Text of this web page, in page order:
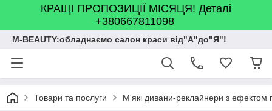
КРАЩІ ПРОПОЗИЦІЇ МІСЯЦЯ! Деталі
+380667811098
M-BEAUTY:обладнаємо салон краси від"А"до"Я"!
Товари та послуги М'які дивани-реклайнери з ефектом